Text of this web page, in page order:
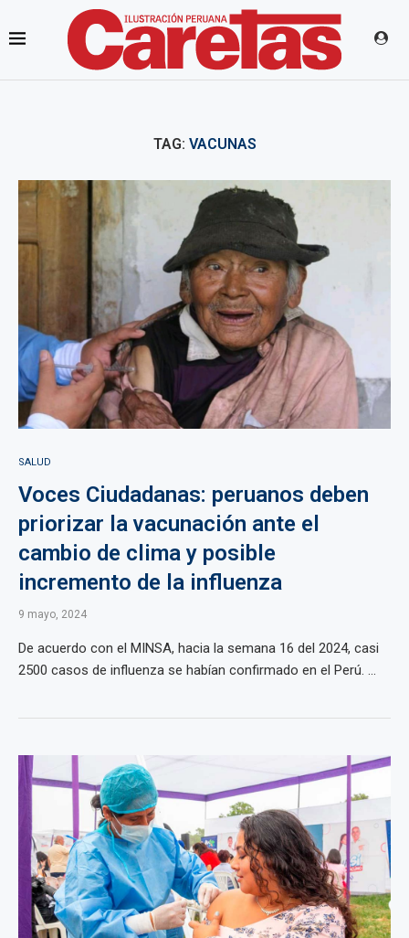
TAG: VACUNAS
SALUD
Voces Ciudadanas: peruanos deben
priorizar la vacunación ante el
cambio de clima y posible
incremento de la influenza
9 mayo, 2024
De acuerdo con el MINSA, hacia la semana 16 del 2024, casi
2500 casos de influenza se habían confirmado en el Perú. ...